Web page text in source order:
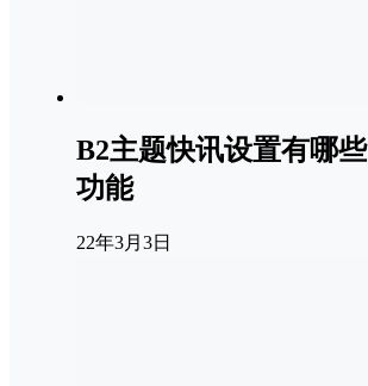
B2主题快讯设置有哪些
功能
22年3月3日